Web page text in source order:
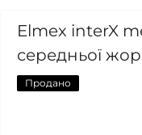
Elmex interX
середньої
Продано